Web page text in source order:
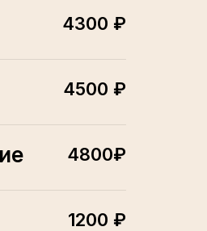
4300 ₽
4500 ₽
4800₽
1200 ₽